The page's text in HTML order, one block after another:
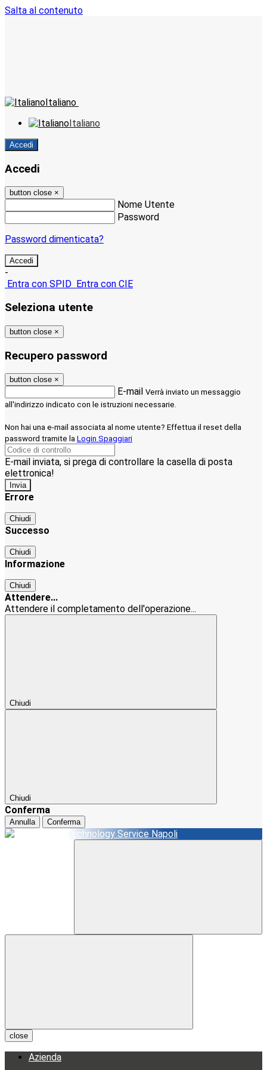
Salta al contenuto
Italiano
Italiano
Accedi
Accedi
button close ×
Nome Utente
Password
Password dimenticata?
-
Entra con SPID Entra con CIE
Seleziona utente
button close ×
Recupero password
button close ×
E-mail Verrà inviato un messaggio
all'indirizzo indicato con le istruzioni necessarie.
Non hai una e-mail associata al nome utente? Effettua il reset della
password tramite la Login Spaggiari
E-mail inviata, si prega di controllare la casella di posta
elettronica!
Errore
Chiudi
Successo
Chiudi
Informazione
Chiudi
Attendere...
Attendere il completamento dell'operazione...
Chiudi
Chiudi
Conferma
Annulla Conferma
close
Azienda